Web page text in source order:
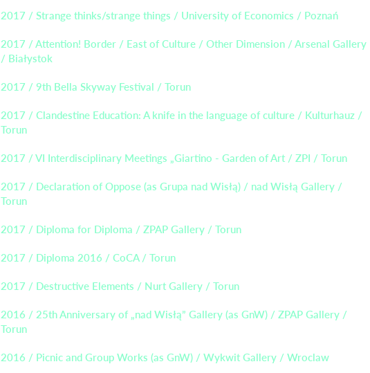
2017 / Strange thinks/strange things / University of Economics / Poznań
2017 / Attention! Border / East of Culture / Other Dimension / Arsenal Gallery
/ Białystok
2017 / 9th Bella Skyway Festival / Torun
2017 / Clandestine Education: A knife in the language of culture / Kulturhauz /
Torun
2017 / VI Interdisciplinary Meetings „Giartino - Garden of Art / ZPI / Torun
2017 / Declaration of Oppose (as Grupa nad Wisłą) / nad Wisłą Gallery /
Torun
2017 / Diploma for Diploma / ZPAP Gallery / Torun
2017 / Diploma 2016 / CoCA / Torun
2017 / Destructive Elements / Nurt Gallery / Torun
2016 / 25th Anniversary of „nad Wisłą” Gallery (as GnW) / ZPAP Gallery /
Torun
2016 / Picnic and Group Works (as GnW) / Wykwit Gallery / Wroclaw